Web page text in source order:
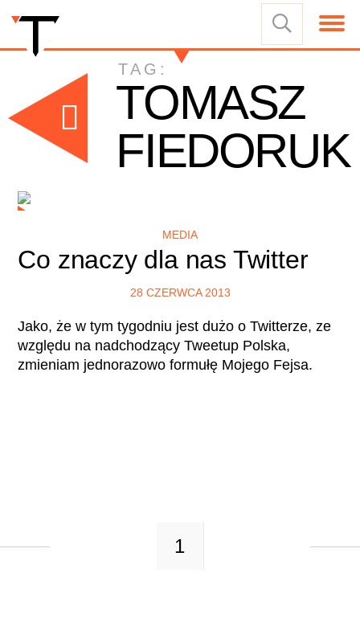
TAG:
TOMASZ
FIEDORUK
MEDIA
Co znaczy dla nas Twitter
28 CZERWCA 2013
Jako, że w tym tygodniu jest dużo o Twitterze, ze
względu na nadchodzący Tweetup Polska,
zmieniam jednorazowo formułę Mojego Fejsa.
1